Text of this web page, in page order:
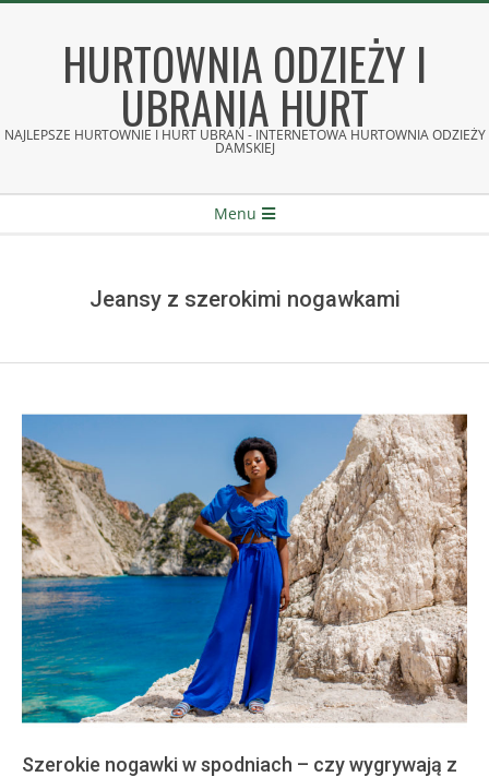
HURTOWNIA ODZIEŻY I
UBRANIA HURT
NAJLEPSZE HURTOWNIE I HURT UBRAŃ - INTERNETOWA HURTOWNIA ODZIEŻY
DAMSKIEJ
Menu
Jeansy z szerokimi nogawkami
Szerokie nogawki w spodniach – czy wygrywają z